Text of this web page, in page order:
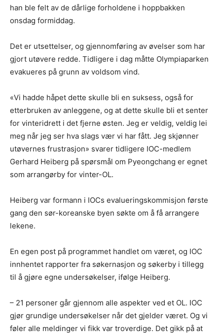
han ble felt av de dårlige forholdene i hoppbakken
onsdag formiddag.
Det er utsettelser, og gjennomføring av øvelser som har
gjort utøvere redde. Tidligere i dag måtte Olympiaparken
evakueres på grunn av voldsom vind.
«Vi hadde håpet dette skulle bli en suksess, også for
etterbruken av anleggene, og at dette skulle bli et senter
for vinteridrett i det fjerne østen. Jeg er veldig, veldig lei
meg når jeg ser hva slags vær vi har fått. Jeg skjønner
utøvernes frustrasjon» svarer tidligere IOC-medlem
Gerhard Heiberg på spørsmål om Pyeongchang er egnet
som arrangørby for vinter-OL.
Heiberg var formann i IOCs evalueringskommisjon første
gang den sør-koreanske byen søkte om å få arrangere
lekene.
En egen post på programmet handlet om været, og IOC
innhentet rapporter fra søkernasjon og søkerby i tillegg
til å gjøre egne undersøkelser, ifølge Heiberg.
– 21 personer går gjennom alle aspekter ved et OL. IOC
gjør grundige undersøkelser når det gjelder været. Og vi
føler alle meldinger vi fikk var troverdige. Det gikk på at